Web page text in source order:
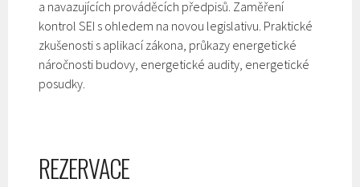
a navazujících prováděcích předpisů. Zaměření
kontrol SEI s ohledem na novou legislativu. Praktické
zkušenosti s aplikací zákona, průkazy energetické
náročnosti budovy, energetické audity, energetické
posudky.
REZERVACE